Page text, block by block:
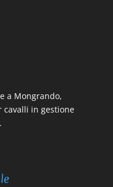
a Mongrando,
cavalli in gestione